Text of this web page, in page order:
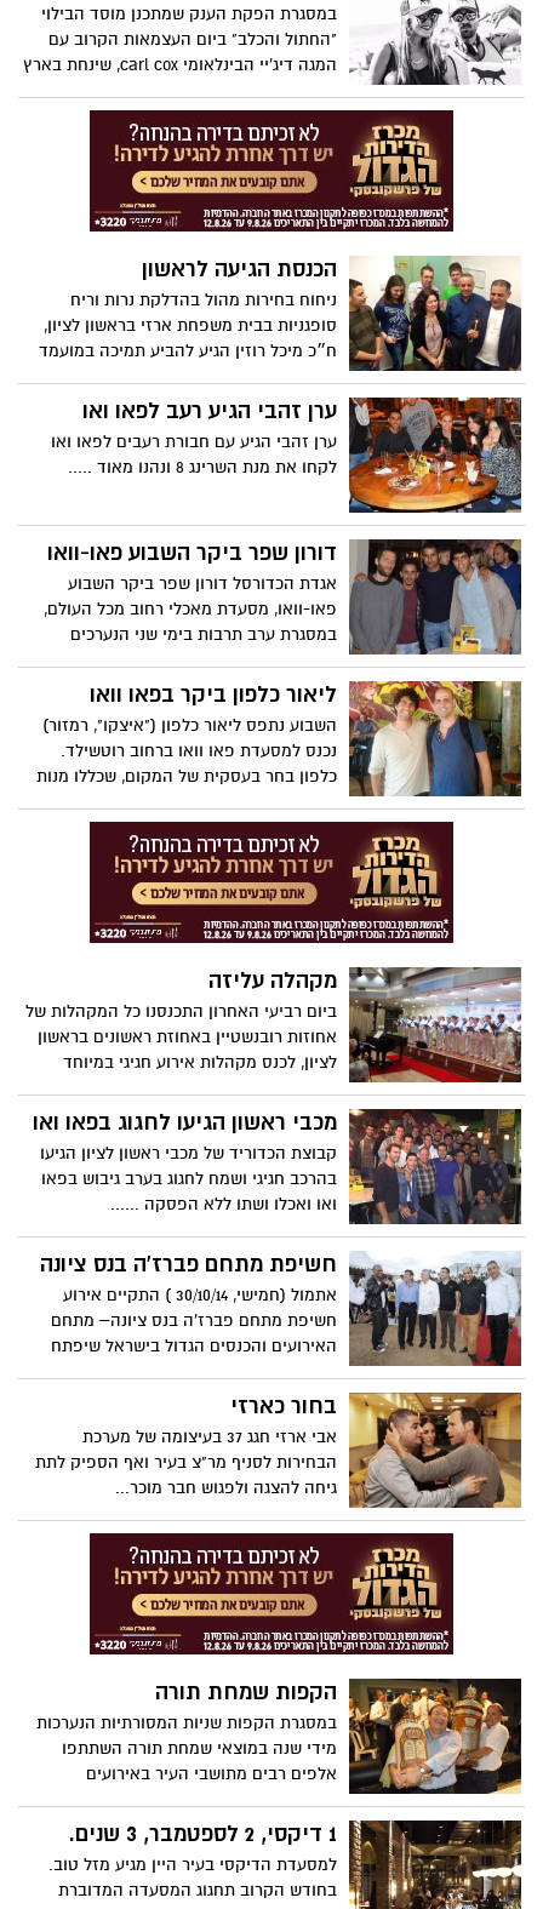
במסגרת הפקת הענק שמתכנן מוסד הבילוי
"החתול והכלב" ביום העצמאות הקרוב עם
המגה דיג'יי הבינלאומי carl cox, שינחת בארץ
המוסד התל אביב לtour בארבע ערים שונות
"החתול והכלב" לצמד הבארים בארסה-תרצה
השוכנים גב אל גב בהרצל 34 ראשון לציון
ואיתם יגיעו הדיג'יים המוערכים והותיקים סער
הכנסת הגיעה לראשון
ניחוח בחירות מהול בהדלקת נרות וריח
סופגניות בבית משפחת ארזי בראשון לציון,
ח״כ מיכל רוזין הגיע להביע תמיכה במועמד
ערן זהבי הגיע רעב לפאו ואו
ערן זהבי הגיע עם חבורת רעבים לפאו ואו
לקחו את מנת השרינג 8 ונהנו מאוד .....
דורון שפר ביקר השבוע פאו-וואו
אגדת הכדורסל דורון שפר ביקר השבוע
פאו-וואו, מסעדת מאכלי רחוב מכל העולם,
במסגרת ערב תרבות בימי שני הנערכים
ליאור כלפון ביקר בפאו וואו
השבוע נתפס ליאור כלפון ("איצקו", רמזור)
נכנס למסעדת פאו וואו ברחוב רוטשילד.
כלפון בחר בעסקית של המקום, שכללו מנות
מתוך כלפון לרגע וקבע שהעסקית משתלמת ;)
מקהלה עליזה
ביום רביעי האחרון התכנסנו כל המקהלות של
אחוזות רובנשטיין באחוזת ראשונים בראשון
לציון, לכנס מקהלות אירוע חגיגי במיוחד
מכבי ראשון הגיעו לחגוג בפאו ואו
קבוצת הכדוריד של מכבי ראשון לציון הגיעו
בהרכב חגיגי ושמח לחגוג בערב גיבוש בפאו
ואו ואכלו ושתו ללא הפסקה ......
חשיפת מתחם פברז'ה בנס ציונה
אתמול (חמישי, 30/10/14 ) התקיים אירוע
חשיפת מתחם פברז'ה בנס ציונה– מתחם
האירועים והכנסים הגדול בישראל שיפתח
חמישי האחרון הגיעו איל גולן המנהל האישי ,
בחור כארזי
אבי ארזי חגג 37 בעיצומה של מערכת
הבחירות לסניף מר"צ בעיר ואף הספיק לתת
גיחה להצגה ולפגוש חבר מוכר...
הקפות שמחת תורה
במסגרת הקפות שניות המסורתיות הנערכות
מידי שנה במוצאי שמחת תורה השתתפו
אלפים רבים מתושבי העיר באירועים
1 דיקסי, 2 לספטמבר, 3 שנים.
למסעדת הדיקסי בעיר היין מגיע מזל טוב.
בחודש הקרוב תחגוג המסעדה המדוברת